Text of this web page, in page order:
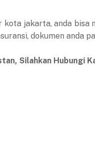
kota jakarta, anda
dokumen anda
Silahkan Hubungi